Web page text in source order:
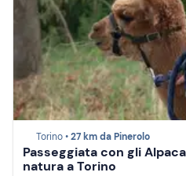
Torino •27 km da Pinerolo
Passeggiata con gli
natura a Torino